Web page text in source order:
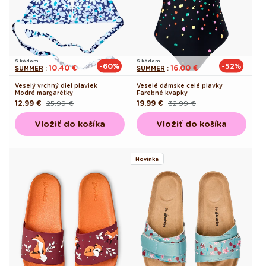
S kódom
SUMMER : 10.40 € -60%
Veselý vrchný diel plaviek
Modré margarétky
Pôvodná
cena
25.99 €
Akciová
cena
12.99 €
Vložiť do košíka
S kódom
SUMMER : 16.00 € -52%
Veselé dámske celé plavky
Farebné kvapky
Pôvodná
cena
32.99 €
Akciová
cena
19.99 €
Vložiť do košíka
Novinka